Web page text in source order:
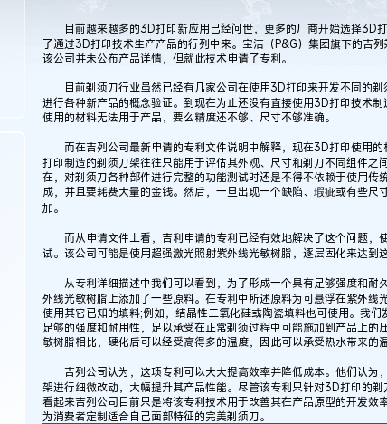
目前越来越多的3D打印新应用已经问世，更多的厂商开始选择3D
了通过3D打印技术生产产品的行列中来。宝洁（P&G）集团旗下的吉
该公司并未公布产品详情，但就此技术申请了专利。
目前剃须刀行业虽然已经有几家公司在使用3D打印来开发不同的剃
进行各种新产品的概念验证。到现在为止还没有直接使用3D打印技术
使用的材料无法用于产品，要么精度还不够、尺寸不够准确。
而在吉列公司最新申请的专利文件说明中解释，现在3D打印使用的
打印制造的剃须刀架往往只能用于评估其外观、尺寸和剃刀不同组件之
在，对剃须刀各种部件进行完整的功能测试时还是不得不依赖于使用传
成，并且要耗费大量的金钱。然后，一旦出现一个缺陷、瑕疵或有些尺
加。
而从申请文件上看，吉利申请的专利已经有效地解决了这个问题，
试。该公司可能是使用超强激光照射紫外线光敏树脂，逐层固化来达
从专利详细描述中我们可以看到，为了形成一个具有足够强度和耐
外线光敏树脂上添加了一些原料。在专利中所述原料为可悬浮在紫外线
使用其它已知的填料;例如，结晶性二氧化硅或陶瓷填料也可使用。我
足够的强度和耐用性，足以承受在正常剃须过程中可能施加到产品上
敏树脂相比，硬化后可以经受高得多的温度，因此可以承受热水带来的
吉列公司认为，这项专利可以大大提高效率并降低成本。他们认为
架进行细微改动，大幅提升其产品性能。尽管该专利只针对3D打印的
看起来吉列公司目前只是将该专利技术用于改善其在产品原型的开发效
为消费者定制适合自己面部特征的完美剃须刀。